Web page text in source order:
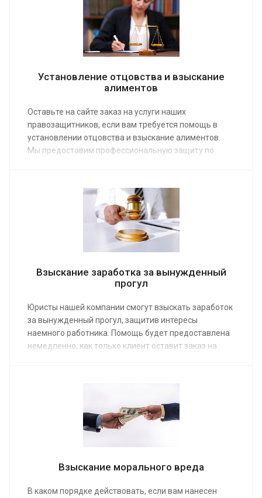
Установление отцовства и взыскание
алиментов
Оставьте на сайте заказ на услуги наших
правозащитников, если вам требуется помощь в
установлении отцовства и взыскание алиментов.
Мы предоставим профессиональную защиту по
кодексе, сможет через суд установить родственную
связь и взыскать выплаты на ребенка, защитив
законные интересы доверителя.
Взыскание заработка за вынужденный
прогул
Юристы нашей компании смогут взыскать заработок
за вынужденный прогул, защитив интересы
наемного работника. Помощь будет предоставлена
немедленно, как только клиент оставит заказ на
трудовым спорам проведет переговоры с
стоимость его услуг от 5 000 руб.
Взыскание морального вреда
В каком порядке действовать, если вам нанесен